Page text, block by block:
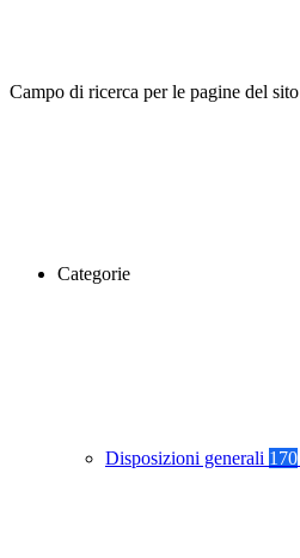
Campo di ricerca per le pagine del sito
Categorie
Disposizioni generali 170